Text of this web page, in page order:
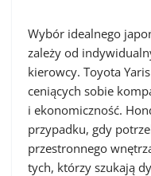
Wybór idealnego
zależy od
kierowcy. Toyota
ceniących sobie
i ekonomiczność.
przypadku, gdy
przestronnego
tych, którzy szukają